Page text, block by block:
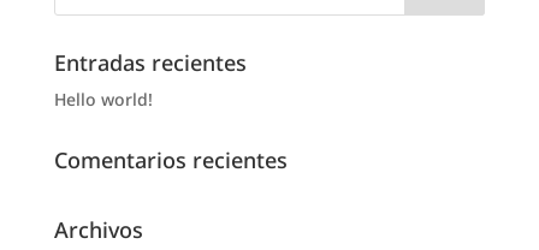
Entradas recientes
Hello world!
Comentarios recientes
Archivos